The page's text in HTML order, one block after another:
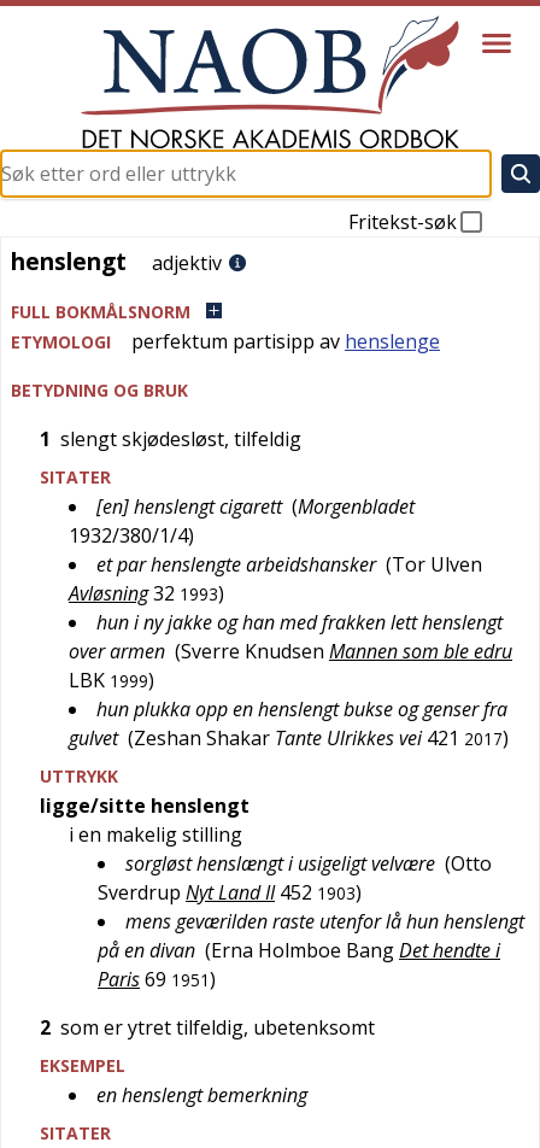
Fritekst-søk
henslengt
henslengt adjektiv
FULL BOKMÅLSNORM
ETYMOLOGI
perfektum partisipp av henslenge
BETYDNING OG BRUK
1 slengt skjødesløst, tilfeldig
SITATER
[en] henslengt cigarett (Morgenbladet
1932/380/1/4)
et par henslengte arbeidshansker (Tor Ulven
Avløsning32 1993)
hun i ny jakke og han med frakken lett henslengt
over armen (Sverre Knudsen Mannen som ble edru
LBK 1999)
hun plukka opp en henslengt bukse og genser fra
gulvet (Zeshan Shakar Tante Ulrikkes vei 421 2017)
UTTRYKK
ligge/sitte henslengt
i en makelig stilling
sorgløst henslængt i usigeligt velvære (Otto
Sverdrup Nyt Land II 452 1903)
mens geværilden raste utenfor lå hun henslengt
på en divan (Erna Holmboe BangDet hendte i
Paris69 1951)
2 som er ytret tilfeldig, ubetenksomt
EKSEMPEL
en henslengt bemerkning
SITATER